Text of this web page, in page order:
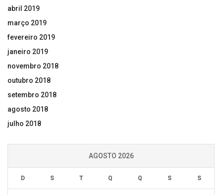
abril 2019
março 2019
fevereiro 2019
janeiro 2019
novembro 2018
outubro 2018
setembro 2018
agosto 2018
julho 2018
AGOSTO 2026
D S T Q Q S S